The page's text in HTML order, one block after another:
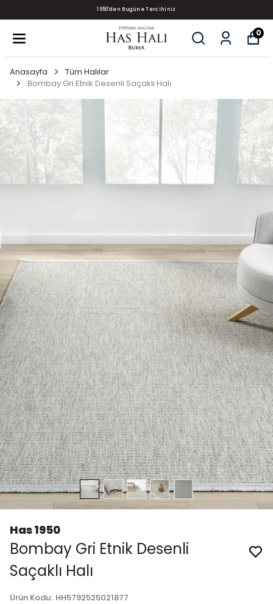
1950'den Bugüne Tercihiniz
0
Anasayfa
Tüm Halılar
Bombay Gri Etnik Desenli Saçaklı Halı
Has 1950
Bombay Gri Etnik Desenli
Saçaklı Halı
Ürün Kodu: HH5792525021877